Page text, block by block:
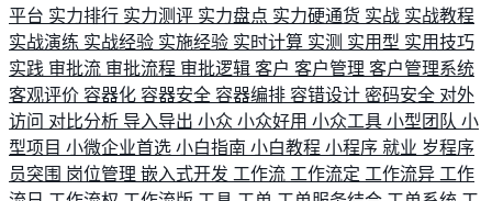
平台 实力排行 实力测评 实力盘点 实力硬通货 实战 实战教程
实战演练 实战经验 实施经验 实时计算 实测 实用型 实用技巧
实践 审批流 审批流程 审批逻辑 客户 客户管理 客户管理系统
客观评价 容器化 容器安全 容器编排 容错设计 密码安全 对外
访问 对比分析 导入导出 小众 小众好用 小众工具 小型团队 小
型项目 小微企业首选 小白指南 小白教程 小程序 就业 岁程序
员突围 岗位管理 嵌入式开发 工作流 工作流定 工作流异 工作